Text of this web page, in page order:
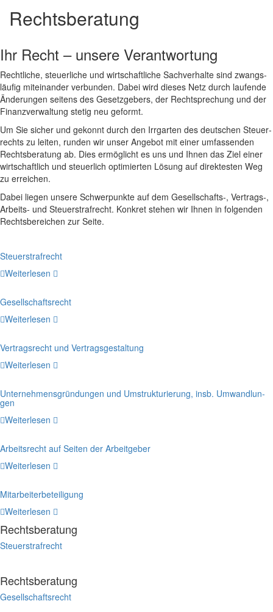
Rechtsberatung
Ihr Recht – unse­re Ver­ant­wor­tung
Recht­li­che, steu­er­li­che und wirt­schaft­li­che Sach­ver­hal­te sind zwangs­
läu­fig mit­ein­an­der ver­bun­den. Dabei wird die­ses Netz durch lau­fen­de
Ände­run­gen sei­tens des Gesetz­ge­bers, der Recht­spre­chung und der
Finanz­ver­wal­tung ste­tig neu geformt.
Um Sie sicher und gekonnt durch den Irr­gar­ten des deut­schen Steu­er­
rechts zu lei­ten, run­den wir unser Ange­bot mit einer umfas­sen­den
Rechts­be­ra­tung ab. Dies ermög­licht es uns und Ihnen das Ziel einer
wirt­schaft­lich und steu­er­lich opti­mier­ten Lösung auf direk­tes­ten Weg
zu errei­chen.
Dabei lie­gen unse­re Schwer­punk­te auf dem Gesellschafts‑, Vertrags‑,
Arbeits- und Steu­er­straf­recht. Kon­kret ste­hen wir Ihnen in fol­gen­den
Rechts­be­rei­chen zur Sei­te.
Steu­er­straf­recht
Wei­ter­le­sen
Gesell­schafts­recht
Wei­ter­le­sen
Ver­trags­recht und Ver­trags­ge­stal­tung
Wei­ter­le­sen
Unter­neh­mens­grün­dun­gen und Umstruk­tu­rie­rung, insb. Umwand­lun­
gen
Wei­ter­le­sen
Arbeits­recht auf Sei­ten der Arbeit­ge­ber
Wei­ter­le­sen
Mit­ar­bei­ter­be­tei­li­gung
Wei­ter­le­sen
Rechts­be­ra­tung
Steu­er­straf­recht
Rechts­be­ra­tung
Gesell­schafts­recht